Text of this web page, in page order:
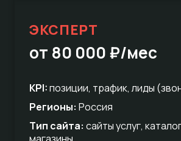
ЭКСПЕРТ
от 80 000 ₽/мес
KPI:позиции, трафик, лиды
Регионы: Россия
Тип сайта: сайты услуг,